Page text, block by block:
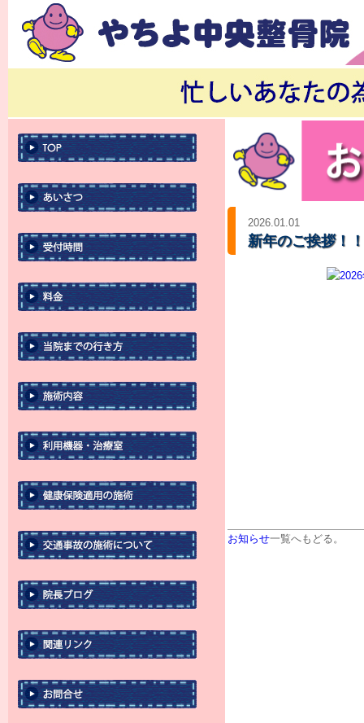
2026.01.01
新年のご挨拶！！
お知らせ一覧へもどる。